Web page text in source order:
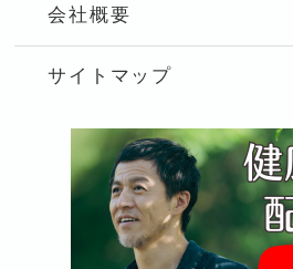
会社概要
サイトマップ